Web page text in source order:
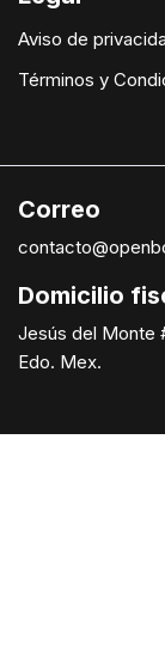
Aviso de
Términos y
Correo
Domicilio
Jesús del Monte
Edo. Mex.